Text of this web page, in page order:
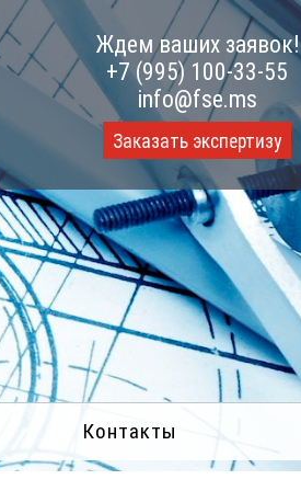
Ждем ваших заявок!
+7 (995) 100-33-55
info@fse.ms
Заказать экспертизу
Контакты